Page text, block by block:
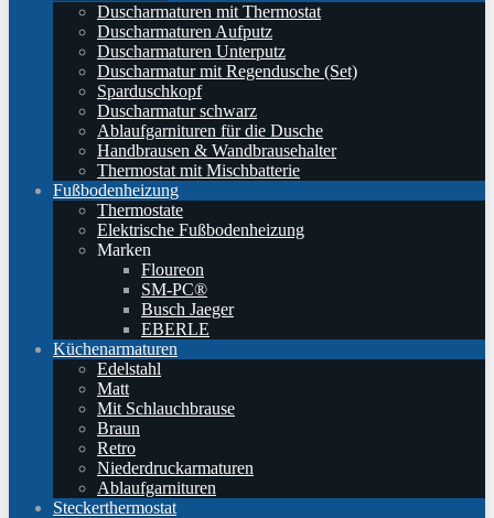
Duscharmaturen mit Thermostat
Duscharmaturen Aufputz
Duscharmaturen Unterputz
Duscharmatur mit Regendusche (Set)
Sparduschkopf
Duscharmatur schwarz
Ablaufgarnituren für die Dusche
Handbrausen & Wandbrausehalter
Thermostat mit Mischbatterie
Fußbodenheizung
Thermostate
Elektrische Fußbodenheizung
Marken
Floureon
SM-PC®
Busch Jaeger
EBERLE
Küchenarmaturen
Edelstahl
Matt
Mit Schlauchbrause
Braun
Retro
Niederdruckarmaturen
Ablaufgarnituren
Steckerthermostat